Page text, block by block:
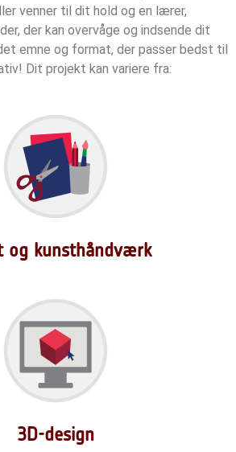
venner til dit hold og en lærer,
der kan overvåge og indsende dit
emne og format, der passer bedst til
Dit projekt kan variere fra:
og kunsthåndværk
3D-design